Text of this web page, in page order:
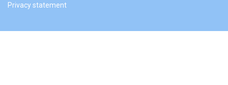
Privacy statement